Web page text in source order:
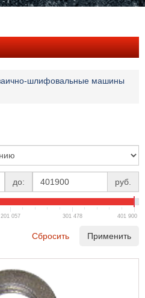
шлифовальные машины
до: руб.
201 057 301 478 401 900
Сбросить Применить